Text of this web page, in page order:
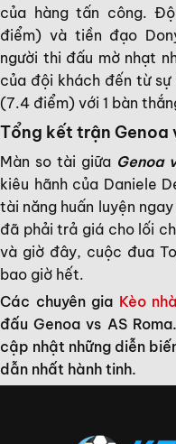
của hàng tấn công.
điểm) và tiền đạo
người thi đấu mờ nhạt
của đội khách đến từ
(7.4 điểm) với 1 bàn
Tổng kết trận Genoa
Màn so tài giữa Genoa
kiêu hãnh của Daniele
tài năng huấn luyện
đã phải trả giá cho lối
và giờ đây, cuộc đua
bao giờ hết.
Các chuyên gia Kèo
đấu Genoa vs AS
cập nhật những diễn
dẫn nhất hành tinh.